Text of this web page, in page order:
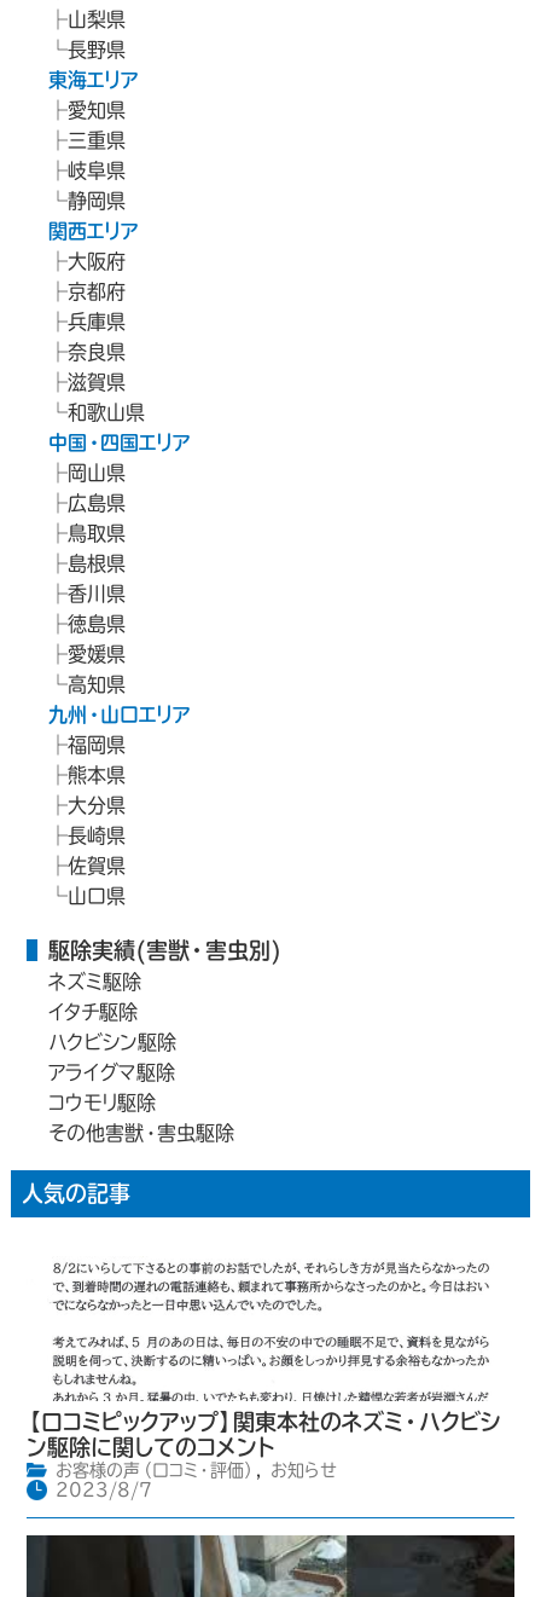
山梨県
長野県
東海エリア
愛知県
三重県
岐阜県
静岡県
関西エリア
大阪府
京都府
兵庫県
奈良県
滋賀県
和歌山県
中国・四国エリア
岡山県
広島県
鳥取県
島根県
香川県
徳島県
愛媛県
高知県
九州・山口エリア
福岡県
熊本県
大分県
長崎県
佐賀県
山口県
駆除実績(害獣・害虫別)
ネズミ駆除
イタチ駆除
ハクビシン駆除
アライグマ駆除
コウモリ駆除
その他害獣・害虫駆除
人気の記事
【口コミピックアップ】関東本社のネズミ・ハクビシ
ン駆除に関してのコメント
お客様の声（口コミ・評価）
お知らせ
2023/8/7